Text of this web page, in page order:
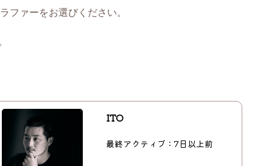
ァーをお選びください。
ITO
最終アクティブ：7日以上前